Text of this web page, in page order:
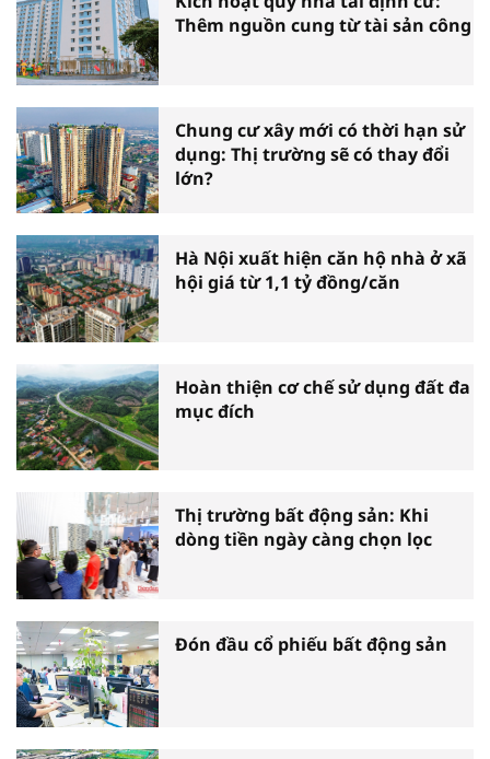
Thêm nguồn cung từ tài sản công
Chung cư xây mới có thời hạn sử
dụng: Thị trường sẽ có thay đổi
lớn?
Hà Nội xuất hiện căn hộ nhà ở xã
hội giá từ 1,1 tỷ đồng/căn
Hoàn thiện cơ chế sử dụng đất đa
mục đích
Thị trường bất động sản: Khi
dòng tiền ngày càng chọn lọc
Đón đầu cổ phiếu bất động sản